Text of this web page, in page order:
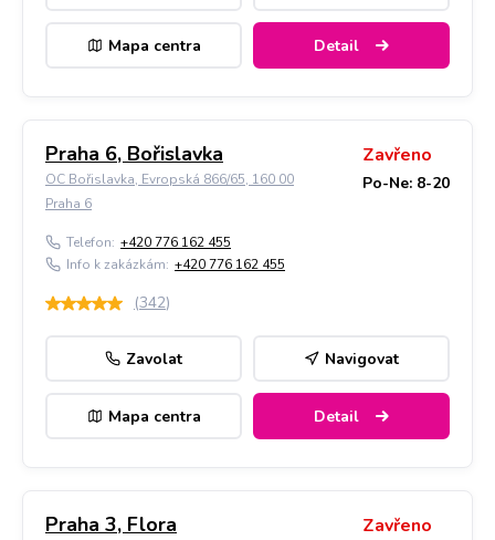
Mapa centra Detail
Praha 6, Bořislavka
OC Bořislavka, Evropská 866/65, 160 00
Praha 6
Zavřeno
Po-Ne: 8-20
Telefon: +420 776 162 455
Info k zakázkám: +420 776 162 455
(342)
Zavolat Navigovat
Mapa centra Detail
Praha 3, Flora Zavřeno